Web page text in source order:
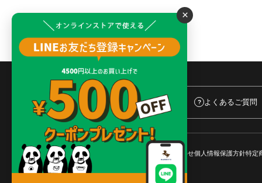
×
? よくあるご質問
ご利用ガイド お問い合わせ個人情報保護方針特定